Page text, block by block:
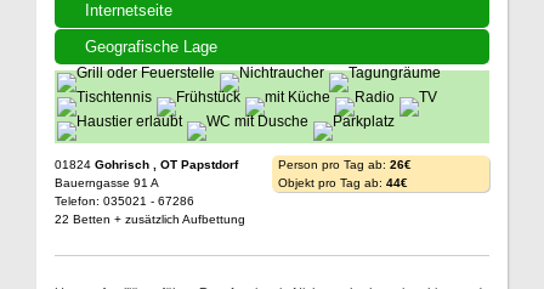
Internetseite
Geografische Lage
01824 Gohrisch , OT Papstdorf
Bauerngasse 91 A
Telefon: 035021 - 67286
22 Betten + zusätzlich Aufbettung
Person pro Tag ab: 26€
Objekt pro Tag ab: 44€